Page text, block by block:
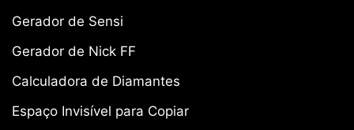
Gerador de Sensi
Gerador de Nick FF
Calculadora de Diamantes
Espaço Invisível para Copiar